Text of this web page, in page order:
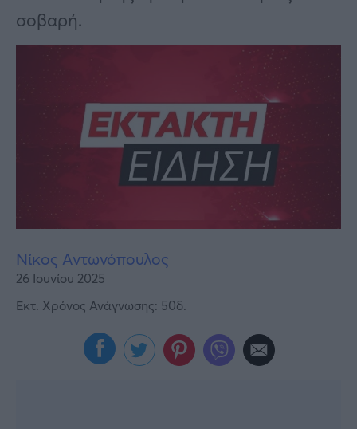
Γυναίκα
σοβαρή.
Νίκος Αντωνόπουλος
26 Ιουνίου 2025
Εκτ. Χρόνος Ανάγνωσης: 50δ.